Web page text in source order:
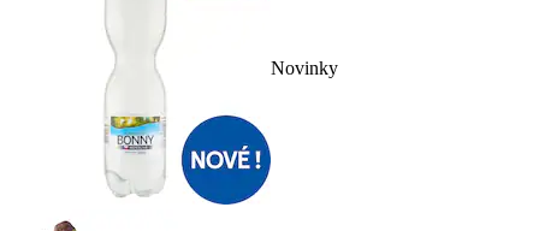
Novinky